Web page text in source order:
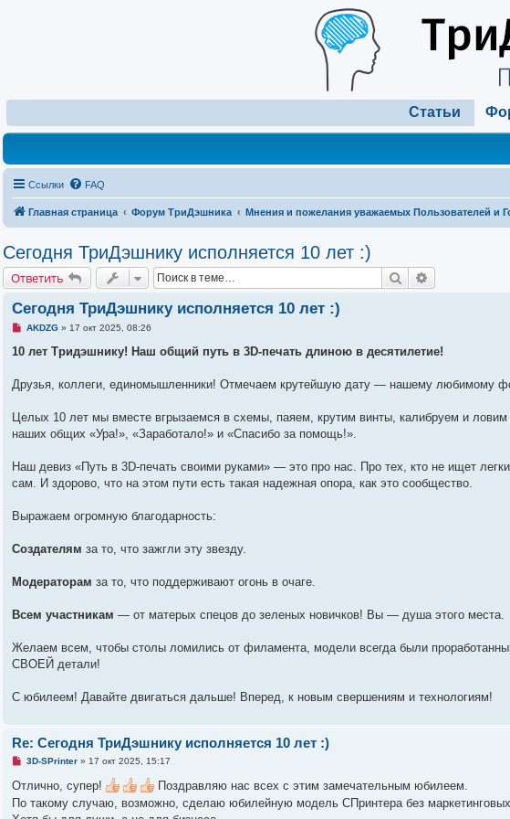
Статьи
Ссылки FAQ
Главная страница Форум ТриДэшника Мнения и пожелания уважаемых Пользователей и
Сегодня ТриДэшнику исполняется 10 лет :)
Ответить Поиск
Сегодня ТриДэшнику исполняется 10 лет :)
Н
п
ч
и
а
н
с
о
щ
и
AKDZG» 17 окт 2025, 08:26
10 лет Тридэшнику! Наш общий путь в 3D-печать длиною в десятилетие!
Друзья, коллеги, единомышленники! Отмечаем крутейшую дату — нашему любимому
Целых 10 лет мы вместе вгрызаемся в схемы, паяем, крутим винты, калибруем и ловим
наших общих «Ура!», «Заработало!» и «Спасибо за помощь!».
Наш девиз «Путь в 3D-печать своими руками» — это про нас. Про тех, кто не ищет
сам. И здорово, что на этом пути есть такая надежная опора, как это сообщество.
Выражаем огромную благодарность:
Создателям за то, что зажгли эту звезду.
Модераторам за то, что поддерживают огонь в очаге.
Всем участникам — от матерых спецов до зеленых новичков! Вы — душа этого места.
Желаем всем, чтобы столы ломились от филамента, модели всегда были
СВОЕЙ детали!
С юбилеем! Давайте двигаться дальше! Вперед, к новым свершениям и технологиям!
Re: Сегодня ТриДэшнику исполняется 10 лет :)
Н
п
р
о
3D-SPrinter» 17 окт 2025, 15:17
Отлично, супер!
Поздравляю нас всех с этим замечательным юбилеем.
По такому случаю, возможно, сделаю юбилейную модель СПринтера без маркетинговых